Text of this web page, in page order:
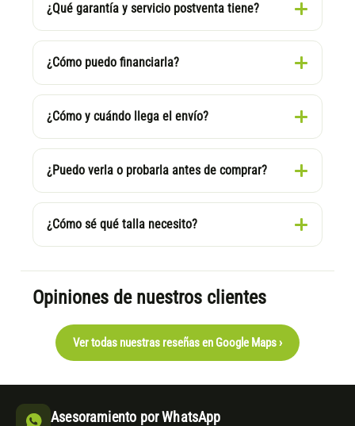
¿Qué garantía y servicio postventa tiene?
¿Cómo puedo financiarla?
¿Cómo y cuándo llega el envío?
¿Puedo verla o probarla antes de comprar?
¿Cómo sé qué talla necesito?
Opiniones de nuestros clientes
Ver todas nuestras reseñas en Google Maps ›
Asesoramiento por WhatsApp